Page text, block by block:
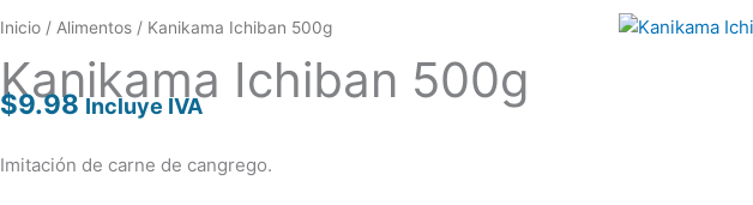
Inicio / Alimentos / Kanikama Ichiban 500g
Kanikama Ichiban 500g
$9.98 Incluye IVA
Imitación de carne de cangrego.